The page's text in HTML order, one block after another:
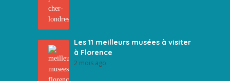
Les 11 meilleurs musées à visiter
à Florence
2 mois ago